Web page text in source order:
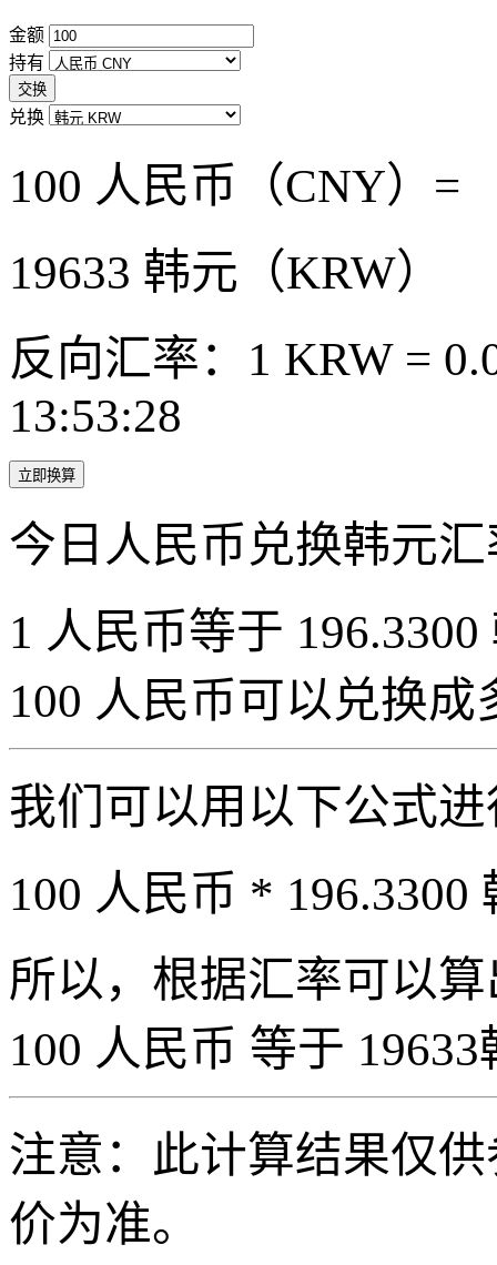
金额
持有
交换
兑换
100 人民币（CNY）=
19633 韩元（KRW）
反向汇率：1 KRW =
13:53:28
立即换算
今日人民币兑换韩元
1 人民币等于
100 人民币可以兑换成
我们可以用以下公式
100 人民币 * 196.3300
所以，根据汇率可以
100 人民币 等于
注意：此计算结果仅
价为准。